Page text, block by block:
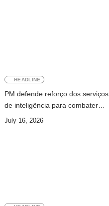
HEADLINE
PM defende reforço dos serviços
de inteligência para combater
redes de burlas online
July 16, 2026